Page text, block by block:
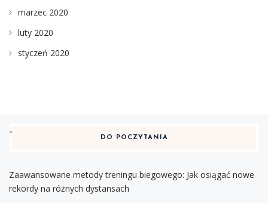
marzec 2020
luty 2020
styczeń 2020
DO POCZYTANIA
Zaawansowane metody treningu biegowego: Jak osiągać nowe
rekordy na różnych dystansach